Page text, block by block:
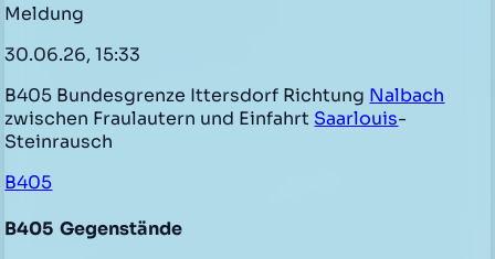
Meldung
30.06.26, 15:33
B405 Bundesgrenze Ittersdorf Richtung Nalbach
zwischen Fraulautern und Einfahrt Saarlouis-
Steinrausch
B405
B405 Gegenstände